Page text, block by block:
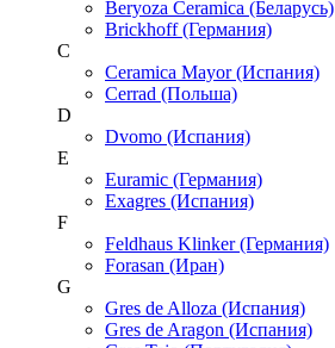
Beryoza Ceramica (Беларусь)
Brickhoff (Германия)
C
Ceramica Mayor (Испания)
Cerrad (Польша)
D
Dvomo (Испания)
E
Euramic (Германия)
Exagres (Испания)
F
Feldhaus Klinker (Германия)
Forasan (Иран)
G
Gres de Alloza (Испания)
Gres de Aragon (Испания)